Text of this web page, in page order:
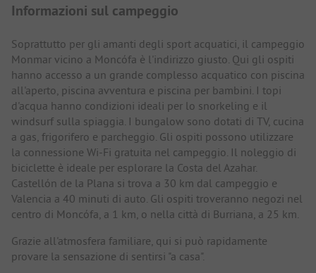
Informazioni sul campeggio
Soprattutto per gli amanti degli sport acquatici, il campeggio
Monmar vicino a Moncófa è l'indirizzo giusto. Qui gli ospiti
hanno accesso a un grande complesso acquatico con piscina
all'aperto, piscina avventura e piscina per bambini. I topi
d'acqua hanno condizioni ideali per lo snorkeling e il
windsurf sulla spiaggia. I bungalow sono dotati di TV, cucina
a gas, frigorifero e parcheggio. Gli ospiti possono utilizzare
la connessione Wi-Fi gratuita nel campeggio. Il noleggio di
biciclette è ideale per esplorare la Costa del Azahar.
Castellón de la Plana si trova a 30 km dal campeggio e
Valencia a 40 minuti di auto. Gli ospiti troveranno negozi nel
centro di Moncófa, a 1 km, o nella città di Burriana, a 25 km.
Grazie all'atmosfera familiare, qui si può rapidamente
provare la sensazione di sentirsi "a casa".